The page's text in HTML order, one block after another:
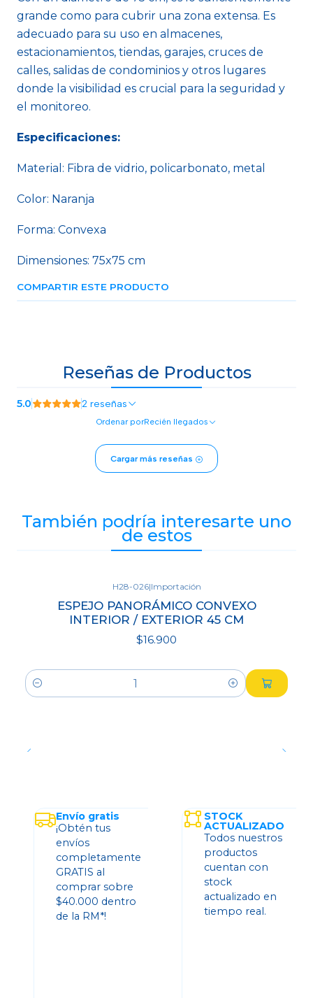
grande como para cubrir una zona extensa. Es
adecuado para su uso en almacenes,
estacionamientos, tiendas, garajes, cruces de
calles, salidas de condominios y otros lugares
donde la visibilidad es crucial para la seguridad y
el monitoreo.
Especificaciones:
Material: Fibra de vidrio, policarbonato, metal
Color: Naranja
Forma: Convexa
Dimensiones: 75x75 cm
COMPARTIR ESTE PRODUCTO
Reseñas de Productos
5.0 2 reseñas
Ordenar porRecién llegados
Cargar más reseñas
También podría interesarte uno
de estos
H28-026|Importación
ESPEJO PANORÁMICO CONVEXO
INTERIOR / EXTERIOR 45 CM
$16.900
Cantidad
Envío gratis
¡Obtén tus
envíos
completamente
GRATIS al
comprar sobre
$40.000 dentro
de la RM*!
STOCK
ACTUALIZADO
Todos nuestros
productos
cuentan con
stock
actualizado en
tiempo real.